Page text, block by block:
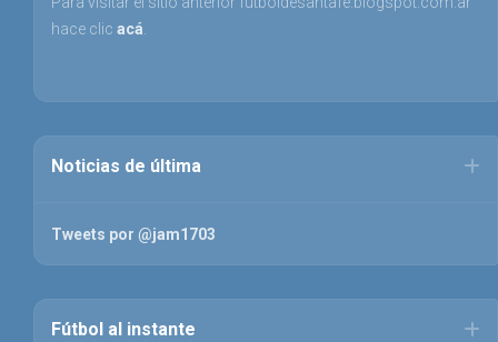
hace clic acá
Noticias de última
Tweets por @jam1703
Fútbol al instante